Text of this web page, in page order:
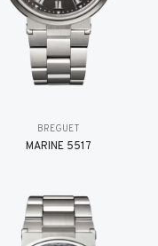
BREGUET
MARINE 5517